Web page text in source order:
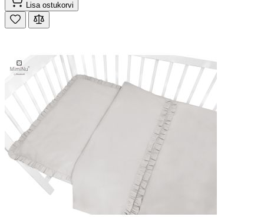
Lisa ostukorvi